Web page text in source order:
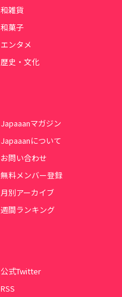
和雑貨
和菓子
エンタメ
歴史・文化
Japaaanマガジン
Japaaanについて
お問い合わせ
無料メンバー登録
月別アーカイブ
週間ランキング
公式Twitter
RSS